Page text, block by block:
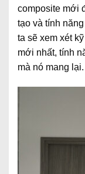
composite mới
tạo và tính
ta sẽ xem xét
mới nhất, tính
mà nó mang lại.